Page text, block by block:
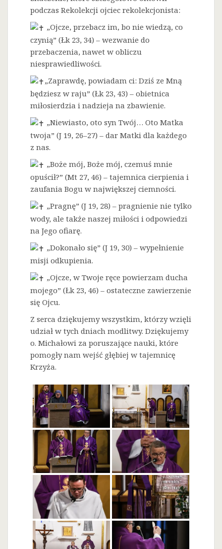
podczas Rekolekcji ojciec rekolekcjonista:
„Ojcze, przebacz im, bo nie wiedzą, co
czynią” (Łk 23, 34) – wezwanie do
przebaczenia, nawet w obliczu
niesprawiedliwości.
„Zaprawdę, powiadam ci: Dziś ze Mną
będziesz w raju” (Łk 23, 43) – obietnica
miłosierdzia i nadzieja na zbawienie.
„Niewiasto, oto syn Twój… Oto Matka
twoja” (J 19, 26–27) – dar Matki dla każdego
z nas.
„Boże mój, Boże mój, czemuś mnie
opuścił?” (Mt 27, 46) – tajemnica cierpienia i
zaufania Bogu w największej ciemności.
„Pragnę” (J 19, 28) – pragnienie nie tylko
wody, ale także naszej miłości i odpowiedzi
na Jego ofiarę.
„Dokonało się” (J 19, 30) – wypełnienie
misji odkupienia.
„Ojcze, w Twoje ręce powierzam ducha
mojego” (Łk 23, 46) – ostateczne zawierzenie
się Ojcu.
Z serca dziękujemy wszystkim, którzy wzięli
udział w tych dniach modlitwy. Dziękujemy
o. Michałowi za poruszające nauki, które
pomogły nam wejść głębiej w tajemnicę
Krzyża.